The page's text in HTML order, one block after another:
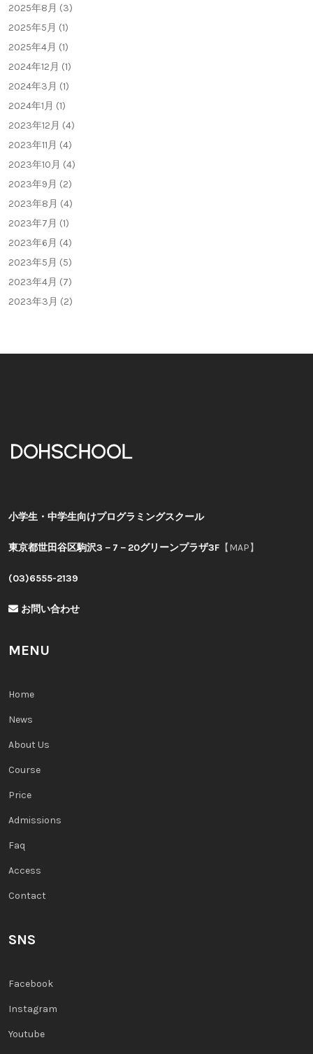
2025年8月 (3)
2025年5月 (1)
2025年4月 (1)
2024年12月 (1)
2024年3月 (1)
2024年1月 (1)
2023年12月 (4)
2023年11月 (4)
2023年10月 (4)
2023年9月 (2)
2023年8月 (4)
2023年7月 (1)
2023年6月 (4)
2023年5月 (5)
2023年4月 (7)
2023年3月 (2)
小学生・中学生向けプログラミングスクール
東京都世田谷区駒沢3－7－20グリーンプラザ3F 【MAP】
(03)6555-2139
お問い合わせ
MENU
Home
News
About Us
Course
Price
Admissions
Faq
Access
Contact
SNS
Facebook
Instagram
Youtube